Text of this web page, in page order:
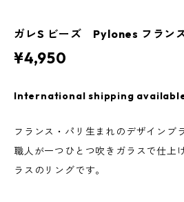
ガレS ビーズ Pylones フラン
¥4,950
International shipping
フランス・パリ生まれのデザインブ
職人が一つひとつ吹きガラスで仕上
ラスのリングです。